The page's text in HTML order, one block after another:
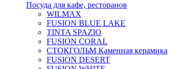
Посуда для кафе, ресторанов
WILMAX
FUSION BLUE LAKE
TINTA SPAZIO
FUSION CORAL
СТОКГОЛЬМ Каменная керамика
FUSION DESERT